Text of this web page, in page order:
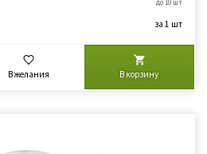
до 10 шт
за 1 шт
В желания В корзину